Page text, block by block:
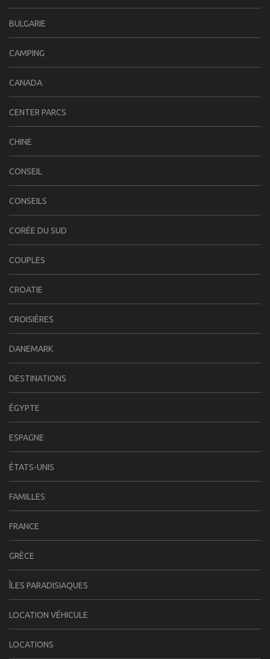
BULGARIE
CAMPING
CANADA
CENTER PARCS
CHINE
CONSEIL
CONSEILS
CORÉE DU SUD
COUPLES
CROATIE
CROISIÈRES
DANEMARK
DESTINATIONS
ÉGYPTE
ESPAGNE
ÉTATS-UNIS
FAMILLES
FRANCE
GRÈCE
ÎLES PARADISIAQUES
LOCATION VÉHICULE
LOCATIONS